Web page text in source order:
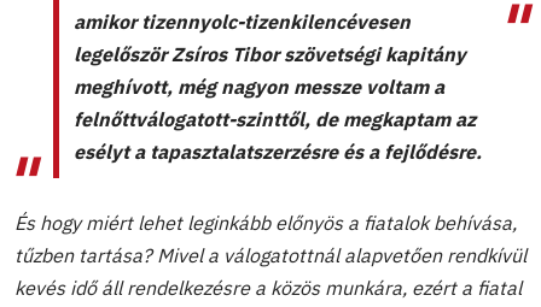
amikor tizennyolc-tizenkilencévesen
legelőször Zsíros Tibor szövetségi kapitány
meghívott, még nagyon messze voltam a
felnőttválogatott-szinttől, de megkaptam az
esélyt a tapasztalatszerzésre és a fejlődésre.
És hogy miért lehet leginkább előnyös a fiatalok behívása,
tűzben tartása? Mivel a válogatottnál alapvetően rendkívül
kevés idő áll rendelkezésre a közös munkára, ezért a fiatal